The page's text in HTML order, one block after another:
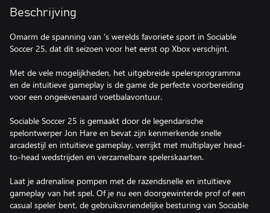
Beschrijving
Omarm de spanning van 's werelds favoriete sport in Sociable
Soccer 25, dat dit seizoen voor het eerst op Xbox verschijnt.
Met de vele mogelijkheden, het uitgebreide spelersprogramma
en de intuïtieve gameplay is de game de perfecte voorbereiding
voor een ongeëvenaard voetbalavontuur.
Sociable Soccer 25 is gemaakt door de legendarische
spelontwerper Jon Hare en bevat zijn kenmerkende snelle
arcadestijl en intuïtieve gameplay, verrijkt met multiplayer head-
to-head wedstrijden en verzamelbare spelerskaarten.
Laat je adrenaline pompen met de razendsnelle en intuïtieve
gameplay van het spel. Of je nu een doorgewinterde prof of een
casual speler bent, de gebruiksvriendelijke besturing van Sociable